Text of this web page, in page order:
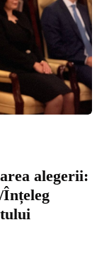
alegerii: